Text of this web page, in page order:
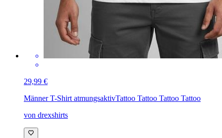
29,99 €
Männer T-Shirt atmungsaktivTattoo Tattoo Tattoo Tattoo
von drexshirts